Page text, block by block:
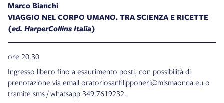
Marco Bianchi
VIAGGIO NEL CORPO UMANO. TRA SCIENZA E RICETTE
(ed. HarperCollins Italia)
ore 20.30
Ingresso libero fino a esaurimento posti, con possibilità di
prenotazione via email oratoriosanfilipponeri@mismaonda.eu o
tramite sms / whatsapp 349.7619232.